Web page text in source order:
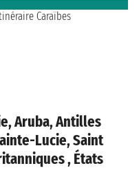
Aruba, Antilles
Lucie, Saint
, États